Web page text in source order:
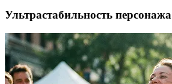
Ультрастабильность персонажа